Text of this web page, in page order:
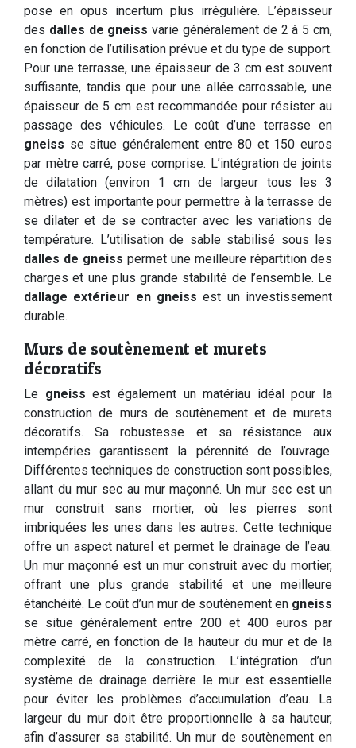
pose en opus incertum plus irrégulière. L’épaisseur
des dalles de gneissvarie généralement de 2 à 5 cm,
en fonction de l’utilisation prévue et du type de support.
Pour une terrasse, une épaisseur de 3 cm est souvent
suffisante, tandis que pour une allée carrossable, une
épaisseur de 5 cm est recommandée pour résister au
passage des véhicules. Le coût d’une terrasse en
gneiss se situe généralement entre 80 et 150 euros
par mètre carré, pose comprise. L’intégration de joints
de dilatation (environ 1 cm de largeur tous les 3
mètres) est importante pour permettre à la terrasse de
se dilater et de se contracter avec les variations de
température. L’utilisation de sable stabilisé sous les
dalles de gneiss permet une meilleure répartition des
charges et une plus grande stabilité de l’ensemble. Le
dallage extérieur en gneissest un investissement
durable.
Murs de soutènement et murets
décoratifs
Le gneissest également un matériau idéal pour la
construction de murs de soutènement et de murets
décoratifs. Sa robustesse et sa résistance aux
intempéries garantissent la pérennité de l’ouvrage.
Différentes techniques de construction sont possibles,
allant du mur sec au mur maçonné. Un mur sec est un
mur construit sans mortier, où les pierres sont
imbriquées les unes dans les autres. Cette technique
offre un aspect naturel et permet le drainage de l’eau.
Un mur maçonné est un mur construit avec du mortier,
offrant une plus grande stabilité et une meilleure
étanchéité. Le coût d’un mur de soutènement en gneiss
se situe généralement entre 200 et 400 euros par
mètre carré, en fonction de la hauteur du mur et de la
complexité de la construction. L’intégration d’un
système de drainage derrière le mur est essentielle
pour éviter les problèmes d’accumulation d’eau. La
largeur du mur doit être proportionnelle à sa hauteur,
afin d’assurer sa stabilité. Un mur de soutènement en